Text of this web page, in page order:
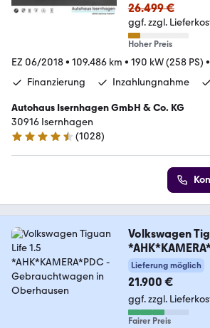
26.499 €
ggf. zzgl.
Hoher Preis
EZ 06/2018• 109.486 km • 190 kW (258 PS) •
Finanzierung
Inzahlungnahme
Autohaus Isernhagen GmbH & Co. KG
30916 Isernhagen
4.5 Sterne
(1028)
Volkswagen
Lieferung möglich
21.900 €
ggf. zzgl.
Fairer Preis